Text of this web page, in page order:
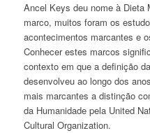
Ancel Keys deu nome à Dieta
marco, muitos foram os
acontecimentos marcantes e
Conhecer estes marcos
contexto em que a definição
desenvolveu ao longo dos
mais marcantes a distinção
da Humanidade pela United
Cultural Organization.